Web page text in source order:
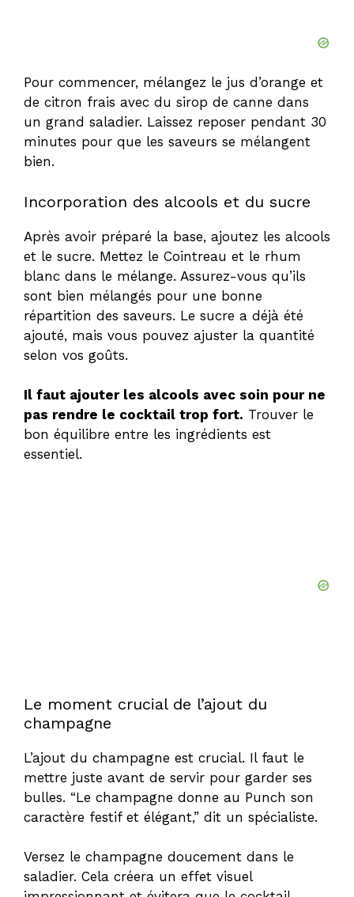
Pour commencer, mélangez le jus d’orange et
de citron frais avec du sirop de canne dans
un grand saladier. Laissez reposer pendant 30
minutes pour que les saveurs se mélangent
bien.
Incorporation des alcools et du sucre
Après avoir préparé la base, ajoutez les alcools
et le sucre. Mettez le Cointreau et le rhum
blanc dans le mélange. Assurez-vous qu’ils
sont bien mélangés pour une bonne
répartition des saveurs. Le sucre a déjà été
ajouté, mais vous pouvez ajuster la quantité
selon vos goûts.
Il faut ajouter les alcools avec soin pour ne
pas rendre le cocktail trop fort. Trouver le
bon équilibre entre les ingrédients est
essentiel.
Le moment crucial de l’ajout du
champagne
L’ajout du champagne est crucial. Il faut le
mettre juste avant de servir pour garder ses
bulles. “Le champagne donne au Punch son
caractère festif et élégant,” dit un spécialiste.
Versez le champagne doucement dans le
saladier. Cela créera un effet visuel